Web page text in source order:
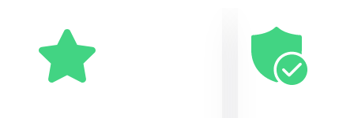
Осындай тамаша қойылымда музыкалық
шедеврлерді тыңдаудан шынайы ләззат алыңыз.